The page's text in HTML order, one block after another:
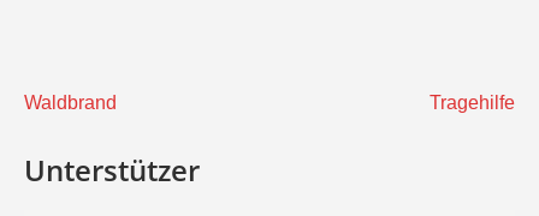
Beitragsnavigation
Waldbrand Tragehilfe
Unterstützer